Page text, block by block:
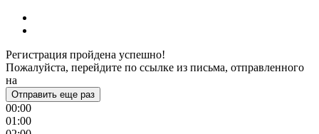
Регистрация пройдена успешно!
Пожалуйста, перейдите по ссылке из письма, отправленного
на
Отправить еще раз
00:00
01:00